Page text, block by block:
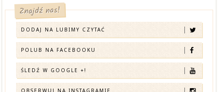
Znajdź nas!
DODAJ NA LUBIMY CZYTAĆ
POLUB NA FACEBOOKU
ŚLEDŹ W GOOGLE +!
OBSERWUJ NA INSTAGRAMIE